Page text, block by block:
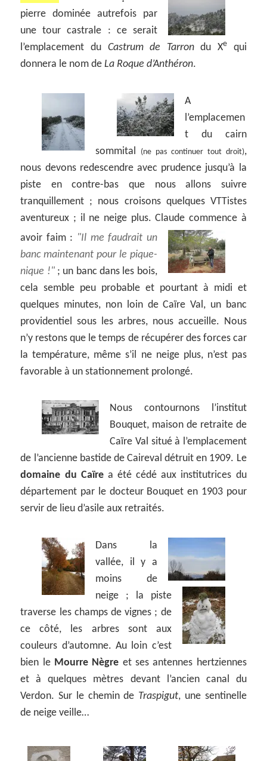
pierre dominée autrefois par
une tour castrale : ce serait
l’emplacement du Castrum de Tarrondu Xequi
donnera le nom deLa Roque d’Anthéron.
A
l’emplacemen
t du cairn
sommital
(ne pas continuer tout droit),
nous devons redescendre avec prudence jusqu’à la
piste en contre-bas que nous allons suivre
tranquillement ; nous croisons quelques VTTistes
aventureux ; il ne neige plus. Claude commence à
avoir faim :
Il me faudrait un
banc maintenant pour le pique-
nique ! ; un banc dans les bois,
cela semble peu probable et pourtant à midi et
quelques minutes, non loin de Caïre Val, un banc
providentiel sous les arbres, nous accueille. Nous
n’y restons que le temps de récupérer des forces car
la température, même s’il ne neige plus, n’est pas
favorable à un stationnement prolongé.
Nous contournons l’institut
Bouquet, maison de retraite de
Caïre Val situé à l’emplacement
de l’ancienne bastide de Caireval détruit en 1909. Le
domaine du Caïrea été cédé aux institutrices du
département par le docteur Bouquet en 1903 pour
servir de lieu d’asile aux retraités.
Dans la
vallée, il y a
moins de
neige ; la piste
traverse les champs de vignes ; de
ce côté, les arbres sont aux
couleurs d’automne. Au loin c’est
bien le Mourre Nègre et ses antennes hertziennes
et à quelques mètres devant l’ancien canal du
Verdon. Sur le chemin de Traspigut, une sentinelle
de neige veille…